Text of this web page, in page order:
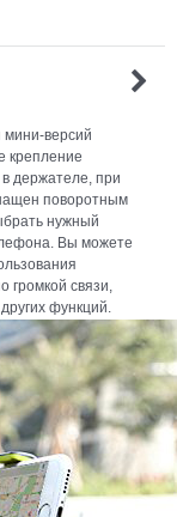
версий
крепление
держателе, при
поворотным
нужный
Вы можете
громкой связи,
функций.